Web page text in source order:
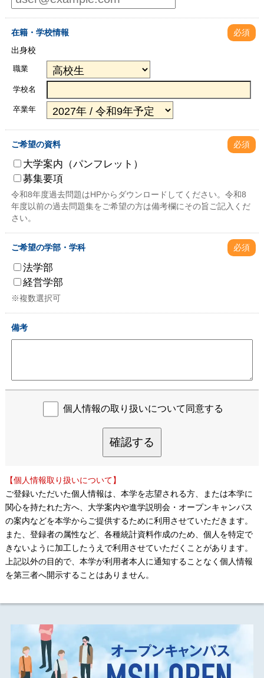
在籍・学校情報
必須
出身校
職業
学校名
卒業年
ご希望の資料 必須
大学案内（パンフレット）
募集要項
令和8年度過去問題はHPからダウンロードしてください。令和8
年度以前の過去問題集をご希望の方は備考欄にその旨ご記入くだ
さい。
ご希望の学部・学科 必須
法学部
経営学部
※複数選択可
備考
個人情報の取り扱いについて同意する
確認する
【個人情報取り扱いについて】
ご登録いただいた個人情報は、本学を志望される方、または本学に
関心を持たれた方へ、大学案内や進学説明会・オープンキャンパス
の案内などを本学からご提供するために利用させていただきます。
また、登録者の属性など、各種統計資料作成のため、個人を特定で
きないように加工したうえで利用させていただくことがあります。
上記以外の目的で、本学が利用者本人に通知することなく個人情報
を第三者へ開示することはありません。